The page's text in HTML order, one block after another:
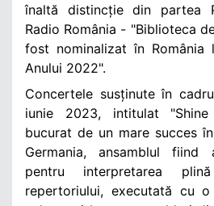
înaltă distincție din partea
Radio România - "Biblioteca
fost nominalizat în România
Anului 2022".
Concertele susținute în
iunie 2023, intitulat
bucurat de un mare succes
Germania, ansamblul
pentru interpretarea
repertoriului, executată cu